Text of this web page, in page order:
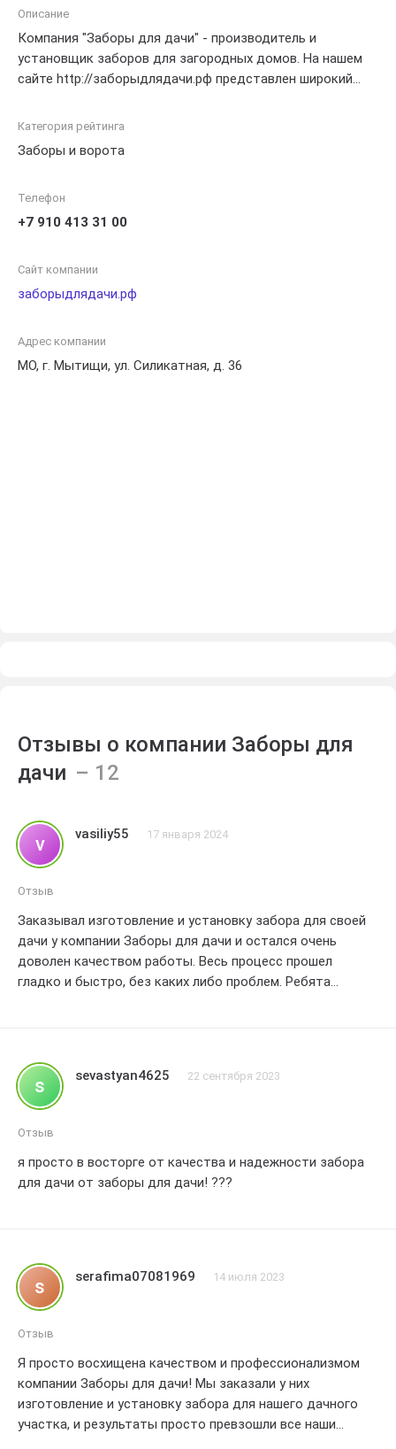
Описание
Компания "Заборы для дачи" - производитель и
установщик заборов для загородных домов. На нашем
сайте http://заборыдлядачи.рф представлен широкий
дизайнов, отвечающих требованиям и вкусу каждого
монтажу качественных и надежных заборов, которые
эстетическую привлекательность вашего участка. Наша
компетентная команда с радостью поможет вам
индивидуальный подход к каждому проекту. С нами ваш
функциональным ограждением, подчеркивающим его
Категория рейтинга
Заборы и ворота
Телефон
+7 910 413 31 00
Сайт компании
заборыдлядачи.рф
Адрес компании
МО, г. Мытищи, ул. Силикатная, д. 36
Отзывы о компании Заборы для
дачи
v vasiliy55 17 января 2024
Отзыв
Заказывал изготовление и установку забора для своей
дачи у компании Заборы для дачи и остался очень
доволен качеством работы. Весь процесс прошел
гладко и быстро, без каких либо проблем. Ребята
материалов. Рекомендую всем, кто ищет надежную
компанию для изготовления и установки заборов
Большое спасибо
s sevastyan4625 22 сентября 2023
Отзыв
я просто в восторге от качества и надежности забора
для дачи от заборы для дачи! ???
s serafima07081969 14 июля 2023
Отзыв
Я просто восхищена качеством и профессионализмом
компании Заборы для дачи! Мы заказали у них
изготовление и установку забора для нашего дачного
участка, и результаты просто превзошли все наши